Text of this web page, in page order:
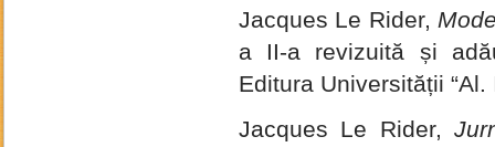
Jacques Le Rider,
a II-a revizuită și
Editura Universității
Jacques Le Rider,